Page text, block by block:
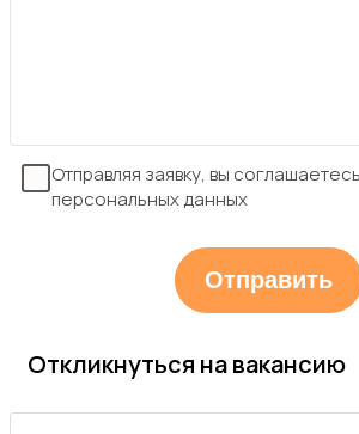
Отправляя заявку, вы
персональных данных
Откликнуться на вакансию